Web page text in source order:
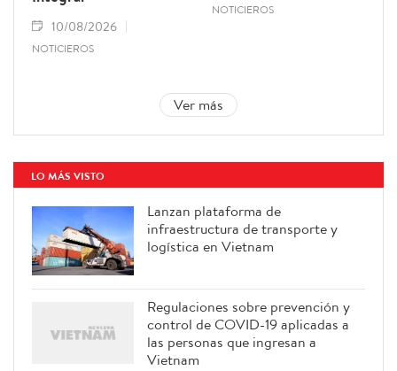
10/08/2026
NOTICIEROS
NOTICIEROS
Ver más
LO MÁS VISTO
Lanzan plataforma de
infraestructura de transporte y
logística en Vietnam
Regulaciones sobre prevención y
control de COVID-19 aplicadas a
las personas que ingresan a
Vietnam